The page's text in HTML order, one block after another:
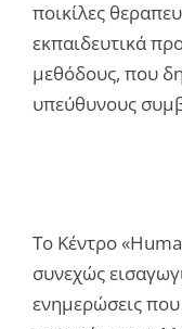
ποικίλες
εκπαιδευτικά
μεθόδους, που
υπεύθυνους
To Κέντρο
συνεχώς
ενημερώσεις